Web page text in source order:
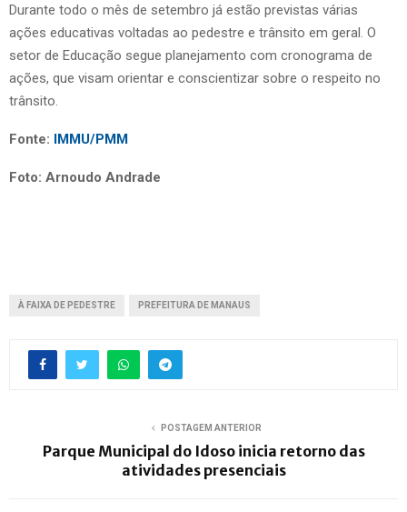
Durante todo o mês de setembro já estão previstas várias
ações educativas voltadas ao pedestre e trânsito em geral. O
setor de Educação segue planejamento com cronograma de
ações, que visam orientar e conscientizar sobre o respeito no
trânsito.
Fonte: IMMU/PMM
Foto: Arnoudo Andrade
À FAIXA DE PEDESTRE PREFEITURA DE MANAUS
POSTAGEM ANTERIOR
Parque Municipal do Idoso inicia retorno das
atividades presenciais